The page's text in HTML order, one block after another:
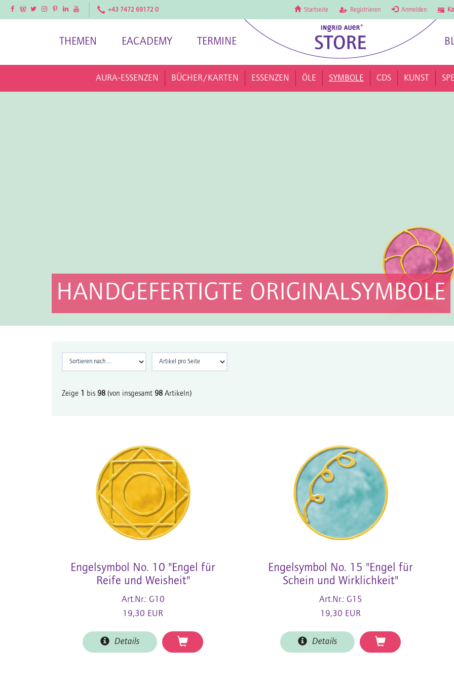
FacebookFacebookTwitterInstagramPinterestLinkedInYouTube +43 7472 69172 0 Startseite Registrieren Anmelden
THEMEN EACADEMY TERMINE
AURA-ESSENZEN BÜCHER/KARTEN ESSENZEN ÖLE SYMBOLE CDS KUNST
HANDGEFERTIGTE ORIGINALSYMBOLE
Zeige 1 bis 98 (von insgesamt 98 Artikeln)
Engelsymbol No. 10 "Engel für
Reife und Weisheit"
Art.Nr.: G10
19,30 EUR
Details
Engelsymbol No. 15 "Engel für
Schein und Wirklichkeit"
Art.Nr.: G15
19,30 EUR
Details